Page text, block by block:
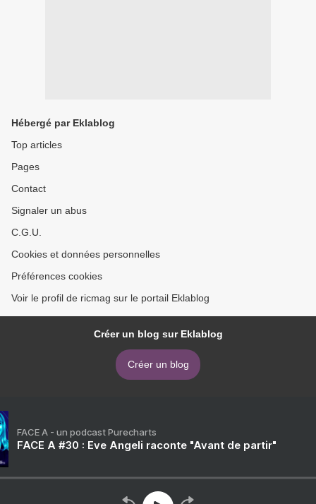
Hébergé par Eklablog
Top articles
Pages
Contact
Signaler un abus
C.G.U.
Cookies et données personnelles
Préférences cookies
Voir le profil de ricmag sur le portail Eklablog
Créer un blog sur Eklablog
Créer un blog
FACE A - un podcast Purecharts
FACE A #30 : Eve Angeli raconte "Avant de partir"